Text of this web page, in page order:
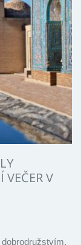
VEČER V